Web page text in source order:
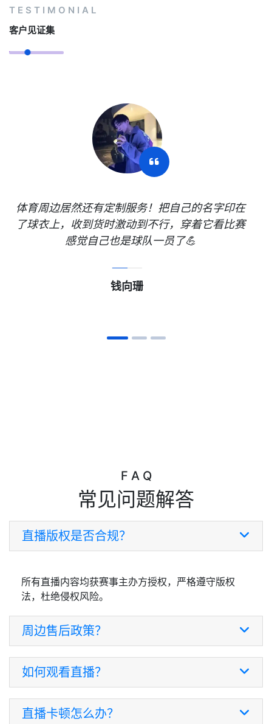
TESTIMONIAL
客户见证集
球队周边的围巾太暖了！冬天去现场看球必备，
红色配色超显白，上面的刺绣队徽超精致，戴着
它在寒风中为球队呐喊，回头率 100%🧣！
田仪琳
F A Q
常见问题解答
直播版权是否合规？
所有直播内容均获赛事主办方授权，严格遵守版权
法，杜绝侵权风险。
周边售后政策？
如何观看直播？
直播卡顿怎么办？